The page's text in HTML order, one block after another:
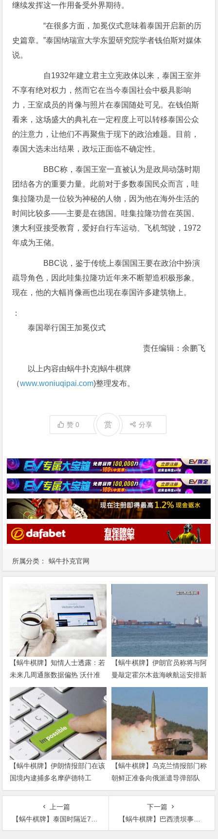
所属分类： 蜗牛扑克官网
继续发挥这一作用备受外界期待。
“在很多方面，加冕仪式意味着泰国开启新的历
史篇章。”泰国纳瑞宣大学东盟研究院学者钱伯斯对媒体
说。
自1932年建立君主立宪政体以来，泰国王室并
不享有绝对权力，然而它在当今泰国社会中极具影响
力，王室成员的肖像与照片在泰国随处可见。在钱伯斯
看来，这场盛大的典礼在一定程度上可以转移泰国公众
的注意力，让他们不再聚焦于现下的政治难题。目前，
泰国大选未出结果，政坛正面临不确定性。
BBC称，泰国王室一直被认为是政局动荡时期
团结各方的重要力量。此前对于多数泰国民众而言，哇
集拉隆功是一位较为神秘的人物，因为他在海外生活的
时间比较多——主要是在德国。哇集拉隆功曾在英国、
澳大利亚接受教育，爱好自行车运动、飞机驾驶，1972
年成为王储。
BBC说，鉴于传统上泰国国王要在政治中扮演
疏导角色，因此哇集拉隆功近年来不断塑造积极形象。
现在，他的大幅肖像画也出现在泰国许多建筑物上。
：
泰国举行国王加冕仪式
责任编辑：余鹏飞
以上内容由蜗牛扑克|蜗牛棋牌
（www.woniuqipai.com)整理发布。
赞0 赏 分享
【蜗牛棋牌】知情人士透露：若
未来几周通胀数据偏热 沃什准
备好加息
【蜗牛棋牌】伊朗官员称将与阿
曼敲定霍尔木兹海峡航运安排新
协议
【蜗牛棋牌】伊朗情报部门在该
国境内逮捕多名摩萨德特工
【蜗牛棋牌】乌克兰情报部门称
朝鲜正准备向俄派遣导弹部队
上一篇
【蜗牛棋牌】泰国时隔近70年举行国王加冕仪式 近20万人到曼谷
下一篇
【蜗牛棋牌】巴西溃坝事故遇难人数升至235人 仍有35人失踪